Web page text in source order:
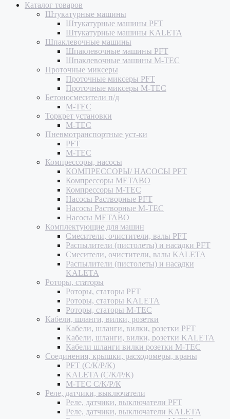
Каталог товаров
Штукатурные машины
Штукатурные машины PFT
Штукатурные машины KALETA
Шпаклевочные машины
Шпаклевочные машины PFT
Шпаклевочные машины M-TEC
Проточные миксеры
Проточные миксеры PFT
Проточные миксеры M-TEC
Бетоносмесители п/д
M-TEC
Торкрет установки
M-TEC
Пневмотранспортные уст-ки
PFT
M-TEC
Компрессоры, насосы
КОМПРЕССОРЫ/ НАСОСЫ PFT
Компрессоры METABO
Компрессоры M-TEC
Насосы Растворные PFT
Насосы Растворные M-TEC
Насосы METABO
Комплектующие для машин
Смесители, очистители, валы PFT
Распылители (пистолеты) и насадки PFT
Смесители, очистители, валы KALETA
Распылители (пистолеты) и насадки
KALETA
Роторы, статоры
Роторы, статоры PFT
Роторы, статоры KALETA
Роторы, статоры M-TEC
Кабели, шланги, вилки, розетки
Кабели, шланги, вилки, розетки PFT
Кабели, шланги, вилки, розетки KALETA
Кабели шланги вилки розетки M-TEC
Соединения, крышки, расходомеры, краны
PFT (С/К/Р/К)
KALETA (С/К/Р/К)
M-TEC С/К/Р/К
Реле, датчики, выключатели
Реле, датчики, выключатели PFT
Реле, датчики, выключатели KALETA